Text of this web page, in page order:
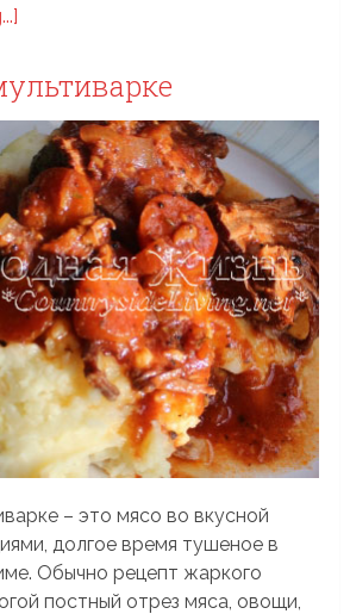
– это мясо во вкусной
долгое время тушеное в
Обычно рецепт жаркого
постный отрез мяса, овощи,